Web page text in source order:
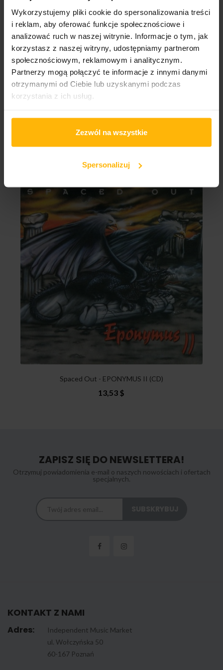
Wykorzystujemy pliki cookie do spersonalizowania treści
i reklam, aby oferować funkcje społecznościowe i
analizować ruch w naszej witrynie. Informacje o tym, jak
korzystasz z naszej witryny, udostępniamy partnerom
społecznościowym, reklamowym i analitycznym.
Partnerzy mogą połączyć te informacje z innymi danymi
otrzymanymi od Ciebie lub uzyskanymi podczas
korzystania z ich usług.
Zezwól na wszystkie
Spersonalizuj
OPIS SZCZEGÓŁY PRODUKTU
-
KLIENCI KTÓRZY ZAKUPILI TEN PRODUKT
Spaced Out - EPONYMUS II (CD)
13,53 $
ZAPISZ SIĘ DO NEWSLETTERA!
Otrzymuj powiadomienia e-mail o naszych nowościach i ofertach
specjalnych.
KONTAKT Z NAMI
Adres:
Independent Music Market
ul. Wołczyńska 50
60-167 Poznań